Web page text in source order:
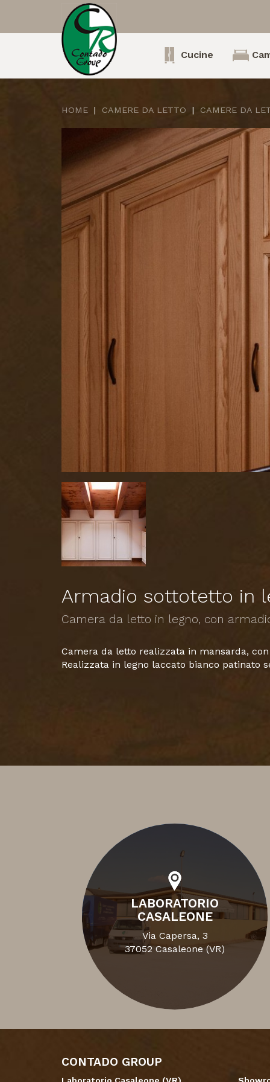
Cucine
HOME CAMERE DA LETTO CAMERE DA
Armadio sottotetto in
Camera da letto in legno, con
Camera da letto realizzata in mansarda,
Realizzata in legno laccato bianco patinato
LABORATORIO
CASALEONE
Via Capersa, 3
37052 Casaleone (VR)
CONTADO GROUP
Laboratorio Casaleone (VR)